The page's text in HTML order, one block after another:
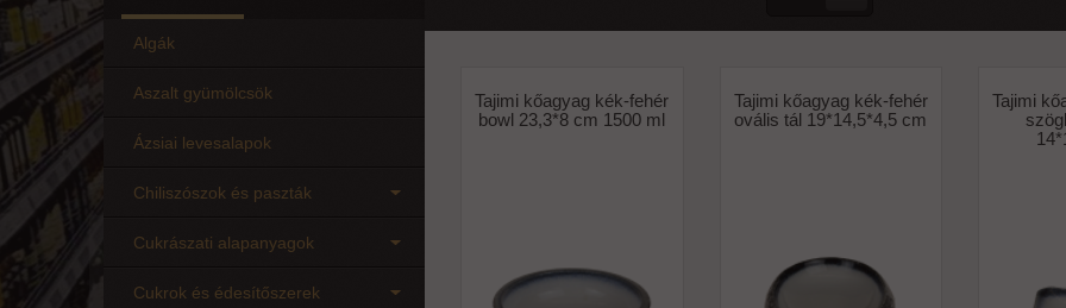
Algák
Aszalt gyümölcsök
Ázsiai levesalapok
Chiliszószok és paszták
Cukrászati alapanyagok
Cukrok és édesítőszerek
Tajimi kőagyag kék-fehér
bowl 23,3*8 cm 1500 ml
Tajimi kőagyag kék-fehér
ovális tál 19*14,5*4,5 cm
Tajimi